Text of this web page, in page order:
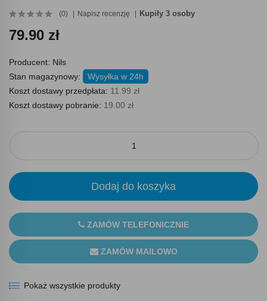
(0) Napisz recenzję Kupiły 3 osoby
79.90 zł
Producent: Nils
Stan magazynowy:
Wysyłka w 24h
Koszt dostawy przedpłata: 11.99 zł
Koszt dostawy pobranie: 19.00 zł
Dodaj do koszyka
ZAMÓW TELEFONICZNIE
ZAMÓW MAILOWO
Pokaż wszystkie produkty